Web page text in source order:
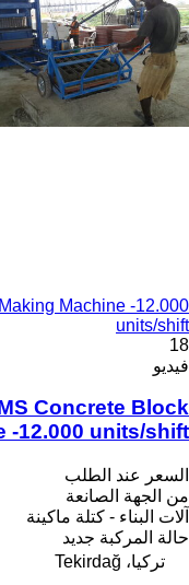
Machine -12.000
units/shift
18
فيديو
Concrete Block
-12.000 units/shift
السعر عند الطلب
من الجهة الصانعة
آلات البناء - كتلة ماكينة
حالة المركبة جديد
تركيا، Tekirdağ